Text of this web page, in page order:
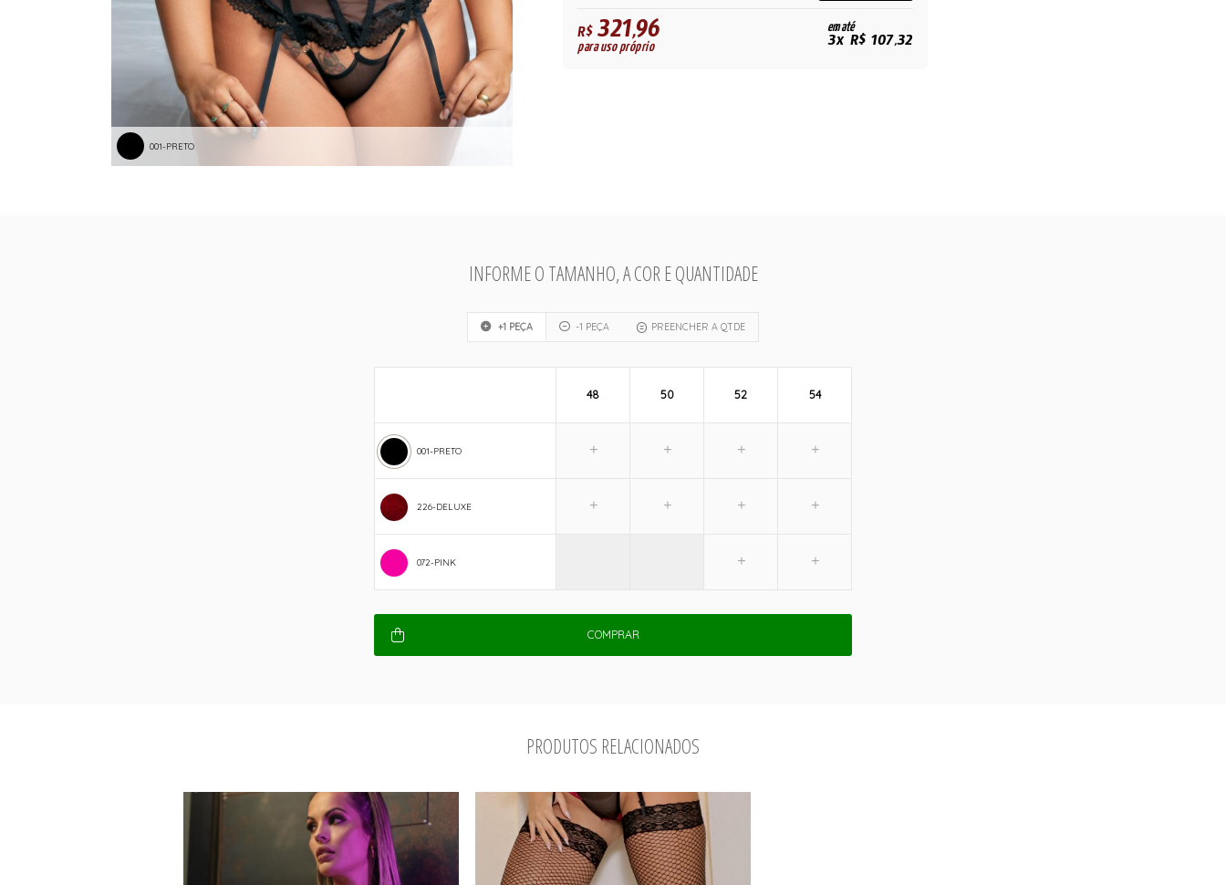
001-PRETO
R$321,96
para uso próprio
em até
3x R$ 107,32
INFORME O TAMANHO, A COR E QUANTIDADE
+1 PEÇA -1 PEÇA PREENCHER A QTDE
001-PRETO
226-DELUXE
072-PINK
48 50 52 54
COMPRAR
PRODUTOS RELACIONADOS